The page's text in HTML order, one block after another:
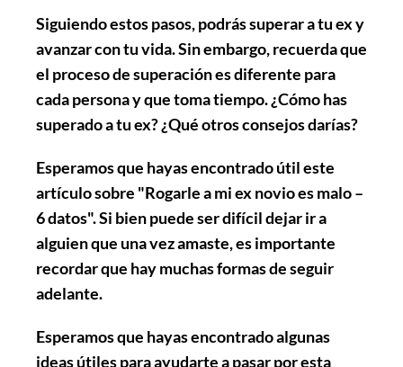
Siguiendo estos pasos, podrás superar a tu ex y
avanzar con tu vida. Sin embargo, recuerda que
el proceso de superación es diferente para
cada persona y que toma tiempo. ¿Cómo has
superado a tu ex? ¿Qué otros consejos darías?
Esperamos que hayas encontrado útil este
artículo sobre "Rogarle a mi ex novio es malo –
6 datos". Si bien puede ser difícil dejar ir a
alguien que una vez amaste, es importante
recordar que hay muchas formas de seguir
adelante.
Esperamos que hayas encontrado algunas
ideas útiles para ayudarte a pasar por esta